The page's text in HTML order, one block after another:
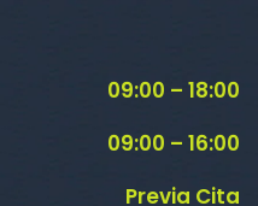
09:00 – 18:00
09:00 – 16:00
Previa Cita